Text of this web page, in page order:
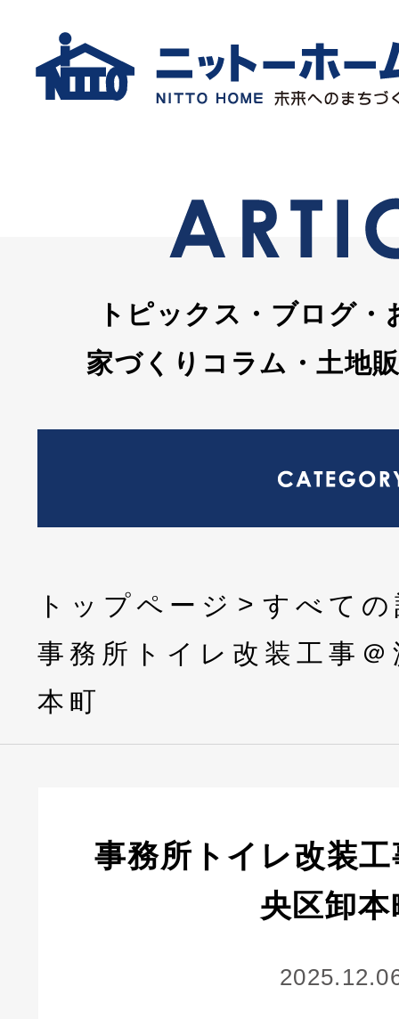
トピックス・ブログ・
家づくりコラム・土地
トップページ
すべて
事務所トイレ改装工事
本町
事務所トイレ改装
央区卸本